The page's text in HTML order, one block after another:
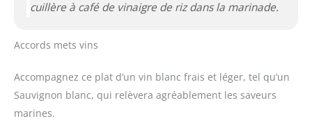
cuillère à café de vinaigre de riz dans la marinade.
Accords mets vins
Accompagnez ce plat d’un vin blanc frais et léger, tel qu’un
Sauvignon blanc, qui relèvera agréablement les saveurs
marines.